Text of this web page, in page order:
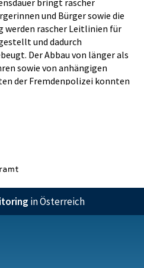
bringt rascher
und Bürger sowie die
werden rascher Leitlinien für
und dadurch
Der Abbau von länger als
sowie von anhängigen
der Fremdenpolizei konnten
stetig
des weiterhin hohen
und den gleichberechtigten
in Österreich